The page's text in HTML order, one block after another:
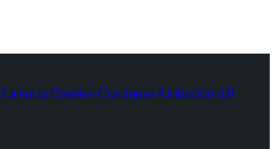
Licencia Creative Commons Atribución 4.0